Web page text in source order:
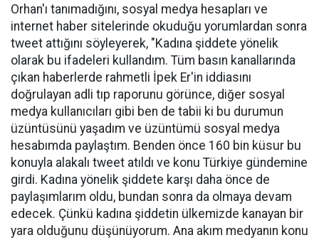
Orhan'ı tanımadığını, sosyal medya hesapları ve
internet haber sitelerinde okuduğu yorumlardan sonra
tweet attığını söyleyerek, "Kadına şiddete yönelik
olarak bu ifadeleri kullandım. Tüm basın kanallarında
çıkan haberlerde rahmetli İpek Er'in iddiasını
doğrulayan adli tıp raporunu görünce, diğer sosyal
medya kullanıcıları gibi ben de tabii ki bu durumun
üzüntüsünü yaşadım ve üzüntümü sosyal medya
hesabımda paylaştım. Benden önce 160 bin küsur bu
konuyla alakalı tweet atıldı ve konu Türkiye gündemine
girdi. Kadına yönelik şiddete karşı daha önce de
paylaşımlarım oldu, bundan sonra da olmaya devam
edecek. Çünkü kadına şiddetin ülkemizde kanayan bir
yara olduğunu düşünüyorum. Ana akım medyanın konu